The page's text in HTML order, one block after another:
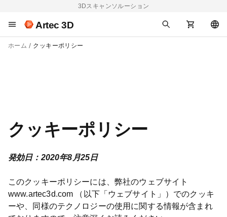
3Dスキャンソルーション
Artec 3D
ホーム クッキーポリシー
クッキーポリシー
発効日：2020年8月25日
このクッキーポリシーには、弊社のウェブサイト
www.artec3d.com （以下「ウェブサイト」）でのクッキ
ーや、同様のテクノロジーの使用に関する情報が含まれ